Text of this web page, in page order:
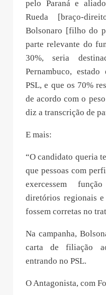
pelo Paraná e
Rueda [braço-
Bolsonaro [filho do
parte relevante do
30%, seria
Pernambuco,
PSL, e que os 70%
de acordo com o
diz a transcrição de
E mais:
“O candidato queria
que pessoas com
exercessem
diretórios regionais e
fossem corretas no
Na campanha,
carta de filiação
entrando no PSL.
O Antagonista, com